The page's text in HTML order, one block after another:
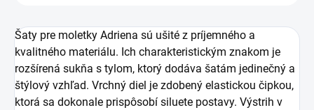
Šaty pre moletky Adriena sú ušité z príjemného a
kvalitného materiálu. Ich charakteristickým znakom je
rozšírená sukňa s tylom, ktorý dodáva šatám jedinečný a
štýlový vzhľad. Vrchný diel je zdobený elastickou čipkou,
ktorá sa dokonale prispôsobí siluete postavy. Výstrih v